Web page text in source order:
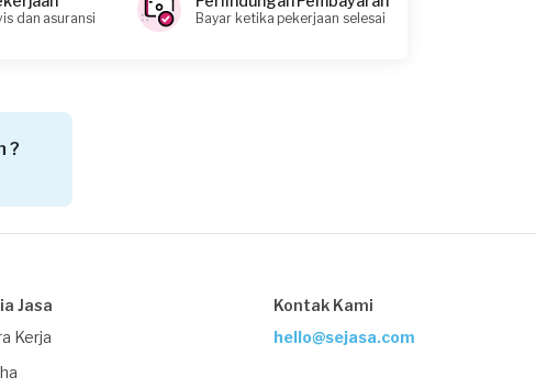
9 bulan yang lalu
Bangunan
10 bulan yang lalu
Rp50.000.001 - Rp100.000.000
dan asuransi Bayar ketika pekerjaan selesai
?
Jasa
Kerja
Kontak Kami
hello@sejasa.com